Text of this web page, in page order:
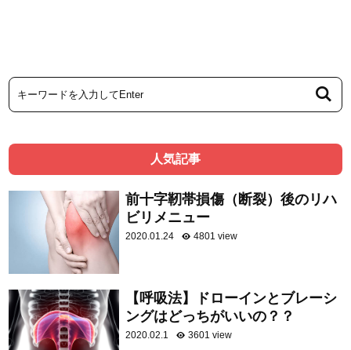
人気記事
前十字靭帯損傷（断裂）後のリハ
ビリメニュー
2020.01.24 4801 view
【呼吸法】ドローインとブレーシ
ングはどっちがいいの？？
2020.02.1 3601 view